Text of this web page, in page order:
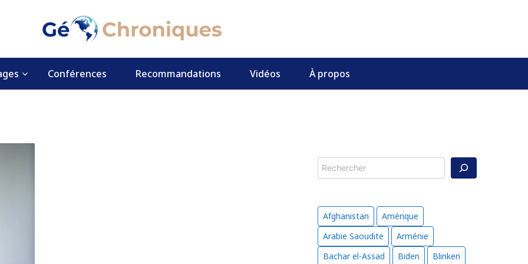
Conférences Recommandations Vidéos À propos
Rechercher
Afghanistan
Amérique
Arabie Saoudite
Arménie
Bachar el-Assad
Biden
Blinken